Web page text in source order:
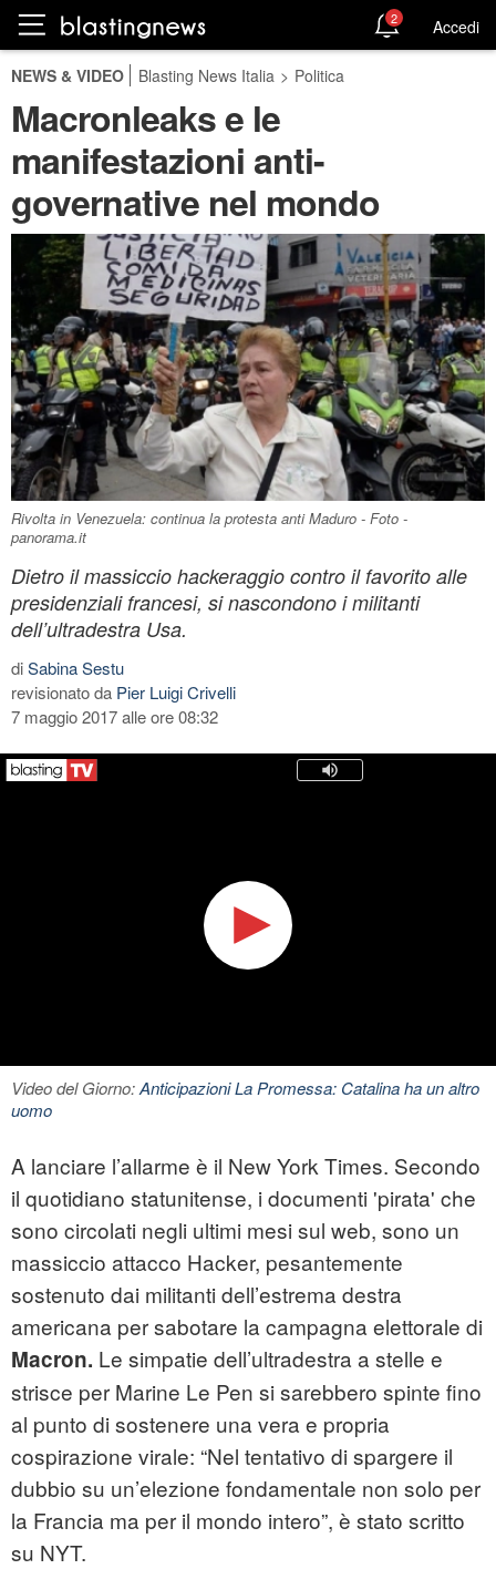
2 Accedi
NEWS & VIDEO Blasting News Italia > Politica
Macronleaks e le
manifestazioni anti-
governative nel mondo
Rivolta in Venezuela: continua la protesta anti Maduro - Foto -
panorama.it
Dietro il massiccio hackeraggio contro il favorito alle
presidenziali francesi, si nascondono i militanti
dell’ultradestra Usa.
diSabina Sestu
revisionato da Pier Luigi Crivelli
7 maggio 2017 alle ore 08:32
Video del Giorno:Anticipazioni La Promessa: Catalina ha un altro
uomo
A lanciare l’allarme è il New York Times. Secondo
il quotidiano statunitense, i documenti 'pirata' che
sono circolati negli ultimi mesi sul web, sono un
massiccio attacco Hacker, pesantemente
sostenuto dai militanti dell’estrema destra
americana per sabotare la campagna elettorale di
Macron. Le simpatie dell’ultradestra a stelle e
strisce per Marine Le Pen si sarebbero spinte fino
al punto di sostenere una vera e propria
cospirazione virale: “Nel tentativo di spargere il
dubbio su un’elezione fondamentale non solo per
la Francia ma per il mondo intero”, è stato scritto
su NYT.